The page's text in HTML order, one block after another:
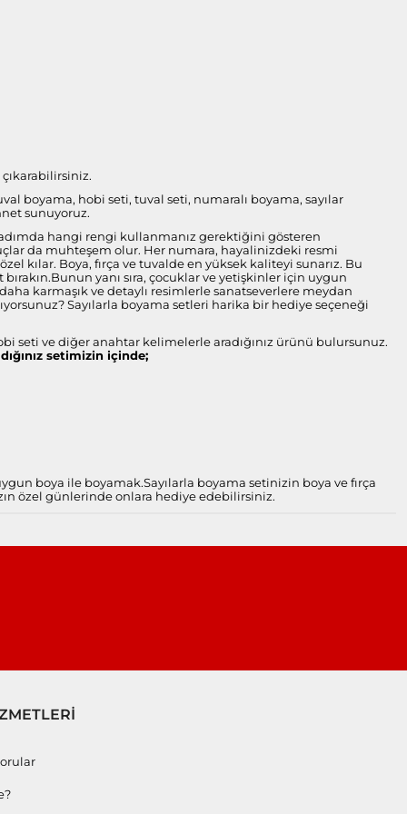
boyama, hobi seti, tuval seti, numaralı boyama, sayılar
sunuyoruz.
hangi rengi kullanmanız gerektiğini gösteren
da muhteşem olur. Her numara, hayalinizdeki resmi
kılar. Boya, fırça ve tuvalde en yüksek kaliteyi sunarız. Bu
yanı sıra, çocuklar ve yetişkinler için uygun
karmaşık ve detaylı resimlerle sanatseverlere meydan
Sayılarla boyama setleri harika bir hediye seçeneği
seti ve diğer anahtar kelimelerle aradığınız ürünü bulursunuz.
setimizin içinde;
boya ile boyamak.Sayılarla boyama setinizin boya ve fırça
özel günlerinde onlara hediye edebilirsiniz.